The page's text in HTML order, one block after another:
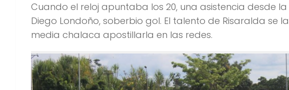
Cuando el reloj apuntaba los 20, una asistencia desde
Diego Londoño, soberbio gol. El talento de Risaralda se
media chalaca apostillarla en las redes.